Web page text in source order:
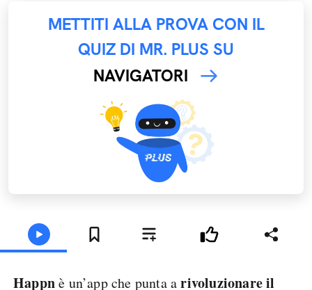
METTITI ALLA PROVA CON IL
QUIZ DI MR. PLUS SU
NAVIGATORI
Happnè un’app che punta arivoluzionare il